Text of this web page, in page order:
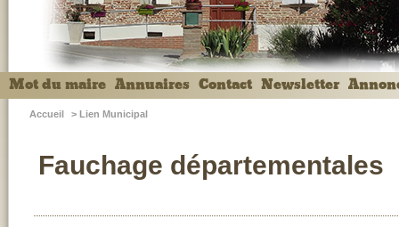
Mot du maire Annuaires Contact Newsletter
Accueil > Lien Municipal
Fauchage départementales